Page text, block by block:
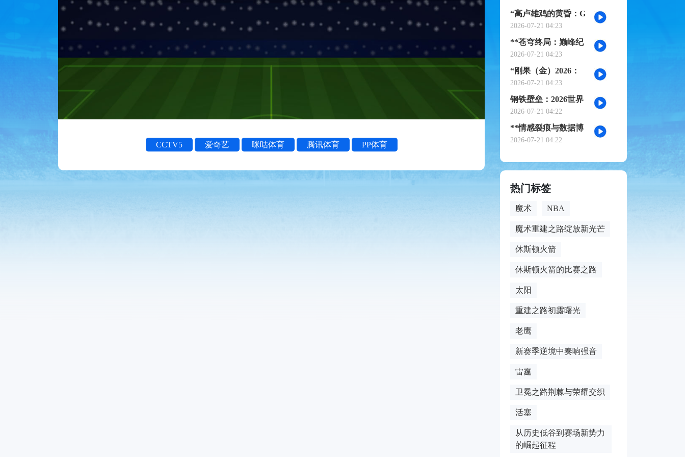
CCTV5 爱奇艺 咪咕体育 腾讯体育 PP体育
诗》
“高卢雄鸡的黄昏：G
组权力版图的重组与
裂变”
2026-07-21 04:23
**苍穹终局：巅峰纪
元·不灭之冠**
2026-07-21 04:23
“刚果（金）2026：
赤道雄狮再踏征途”
2026-07-21 04:23
钢铁壁垒：2026世界
杯小组赛防守体系的
极致博弈
2026-07-21 04:22
**情感裂痕与数据博
弈：2026世界杯舆论
2026-07-21 04:22
热门标签
魔术 NBA
魔术重建之路绽放新光芒
休斯顿火箭
休斯顿火箭的比赛之路
太阳
重建之路初露曙光
老鹰
新赛季逆境中奏响强音
雷霆
卫冕之路荆棘与荣耀交织
活塞
从历史低谷到赛场新势力
的崛起征程